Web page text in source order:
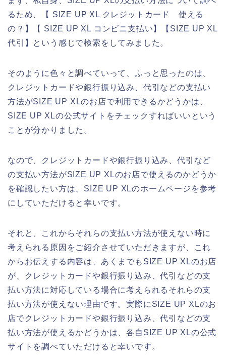
るため、【 SIZE UP XL クレジットカード 使える
の？】【 SIZE UP XL コンビニ支払い】【SIZE UP XL
代引】という感じで検索をしてみました。
そのように色々と調べていって、ふっと思ったのは、
クレジットカードや銀行振り込み、代引などの支払い
方法がSIZE UP XLのお店で利用できるかどうかは、
SIZE UP XLの公式サイトをチェックすればいいという
ことが分かりました。
なので、クレジットカードや銀行振り込み、代引など
の支払い方法がSIZE UP XLのお店で使えるのかどうか
を確認したい方は、SIZE UP XLのホームページを参考
にしていただけると幸いです。
それと、これからそれらの支払い方法が使えない時に
考えられる原因をご紹介させていただきますが、これ
からお伝えする内容は、あくまでもSIZE UP XLのお店
が、クレジットカードや銀行振り込み、代引などの支
払い方法に対応している場合に考えられるそれらの支
払い方法が使えない理由です。実際にSIZE UP XLのお
店でクレジットカードや銀行振り込み、代引などの支
払い方法が使えるかどうかは、各自SIZE UP XLの公式
サイトを調べていただけると幸いです。